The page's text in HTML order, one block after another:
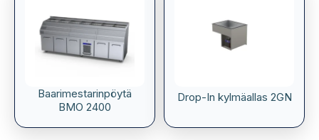
Baarimestarinpöytä
BMO 2400
Drop-In kylmäallas 2GN